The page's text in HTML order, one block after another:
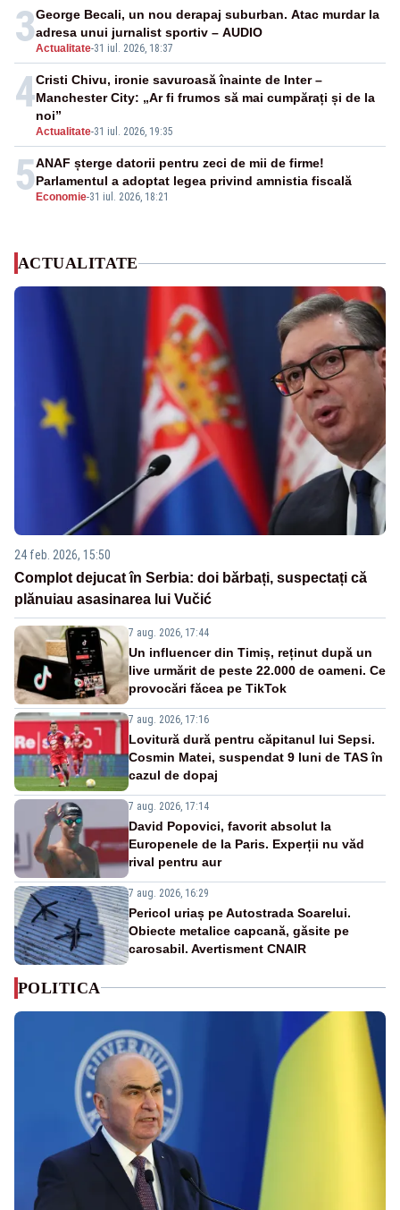
3Actualitate-31 iul. 2026, 18:37
George Becali, un nou derapaj suburban. Atac murdar la
adresa unui jurnalist sportiv – AUDIO
4
Actualitate-31 iul. 2026, 19:35
Cristi Chivu, ironie savuroasă înainte de Inter –
Manchester City: „Ar fi frumos să mai cumpărați și de la
noi”
5 Economie-31 iul. 2026, 18:21
ANAF șterge datorii pentru zeci de mii de firme!
Parlamentul a adoptat legea privind amnistia fiscală
ACTUALITATE
24 feb. 2026, 15:50
Complot dejucat în Serbia: doi bărbați, suspectați că
plănuiau asasinarea lui Vučić
7 aug. 2026, 17:44
Un influencer din Timiș, reținut după un
live urmărit de peste 22.000 de oameni. Ce
provocări făcea pe TikTok
7 aug. 2026, 17:16
Lovitură dură pentru căpitanul lui Sepsi.
Cosmin Matei, suspendat 9 luni de TAS în
cazul de dopaj
7 aug. 2026, 17:14
David Popovici, favorit absolut la
Europenele de la Paris. Experții nu văd
rival pentru aur
7 aug. 2026, 16:29
Pericol uriaș pe Autostrada Soarelui.
Obiecte metalice capcană, găsite pe
carosabil. Avertisment CNAIR
POLITICA